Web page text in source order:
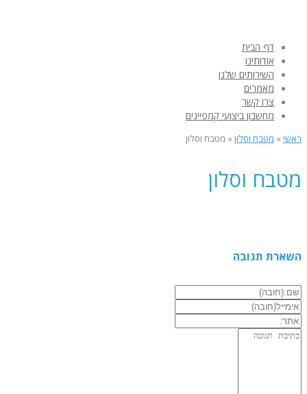
דף הבית
אודותינו
השירותים שלנו
מאמרים
צרו קשר
מחשבון ביצועי קמפיינים
ראשי » מטבח וסלון » מטבח וסלון
מטבח וסלון
השארת תגובה